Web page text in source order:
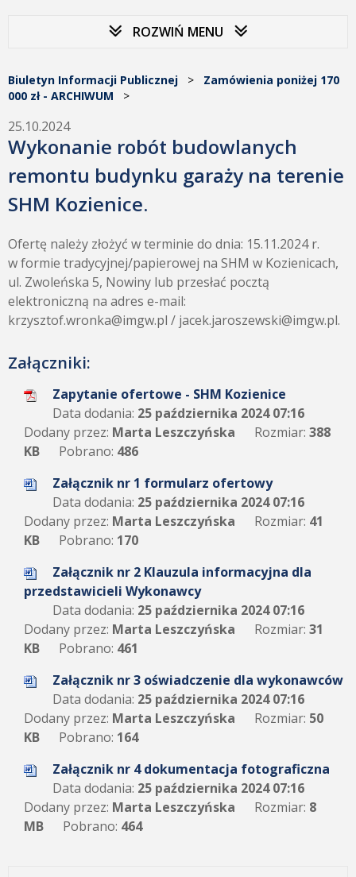
ROZWIŃ MENU
Biuletyn Informacji Publicznej > Zamówienia poniżej 170
000 zł - ARCHIWUM >
25.10.2024
Wykonanie robót budowlanych
remontu budynku garaży na terenie
SHM Kozienice.
Ofertę należy złożyć w terminie do dnia: 15.11.2024 r.
w formie tradycyjnej/papierowej na SHM w Kozienicach,
ul. Zwoleńska 5, Nowiny lub przesłać pocztą
elektroniczną na adres e-mail:
krzysztof.wronka@imgw.pl / jacek.jaroszewski@imgw.pl.
Załączniki:
Zapytanie ofertowe - SHM Kozienice
Data dodania: 25 października 2024 07:16
Dodany przez: Marta Leszczyńska Rozmiar: 388
KB
Pobrano: 486
Załącznik nr 1 formularz ofertowy
Data dodania: 25 października 2024 07:16
Dodany przez: Marta Leszczyńska Rozmiar: 41
KB
Pobrano: 170
Załącznik nr 2 Klauzula informacyjna dla
przedstawicieli Wykonawcy
Data dodania: 25 października 2024 07:16
Dodany przez: Marta Leszczyńska Rozmiar: 31
KB
Pobrano: 461
Załącznik nr 3 oświadczenie dla wykonawców
Data dodania: 25 października 2024 07:16
Dodany przez: Marta Leszczyńska Rozmiar: 50
KB
Pobrano: 164
Załącznik nr 4 dokumentacja fotograficzna
Data dodania: 25 października 2024 07:16
Dodany przez: Marta Leszczyńska Rozmiar: 8
MB
Pobrano: 464